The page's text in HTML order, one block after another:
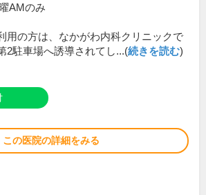
AMのみ
用の方は、なかがわ内科クリニックで
2駐車場へ誘導されてし...(続きを読む)
この医院の詳細をみる